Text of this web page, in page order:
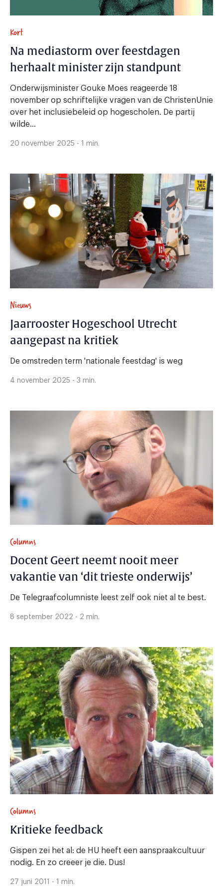
Kort
Na mediastorm over feestdagen
herhaalt minister zijn standpunt
Onderwijsminister Gouke Moes reageerde 18
november op schriftelijke vragen van de ChristenUnie
over het inclusiebeleid op hogescholen. De partij
wilde...
20 november 2025 - 1 min.
Nieuws
Jaarrooster Hogeschool Utrecht
aangepast na kritiek
De omstreden term 'nationale feestdag' is weg
4 november 2025 - 3 min.
Columns
Docent Geert neemt nooit meer
vakantie van ‘dit trieste onderwijs’
De Telegraafcolumniste leest zelf ook niet al te best.
8 september 2022 - 2 min.
Columns
Kritieke feedback
Gispen zei het al: de HU heeft een aanspraakcultuur
nodig. En zo creeer je die. Dus!
27 juni 2011 - 1 min.